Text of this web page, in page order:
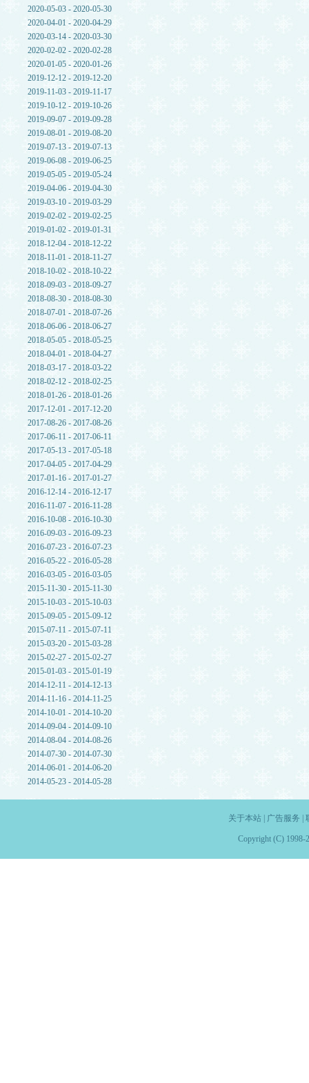
2020-05-03 - 2020-05-30
2020-04-01 - 2020-04-29
2020-03-14 - 2020-03-30
2020-02-02 - 2020-02-28
2020-01-05 - 2020-01-26
2019-12-12 - 2019-12-20
2019-11-03 - 2019-11-17
2019-10-12 - 2019-10-26
2019-09-07 - 2019-09-28
2019-08-01 - 2019-08-20
2019-07-13 - 2019-07-13
2019-06-08 - 2019-06-25
2019-05-05 - 2019-05-24
2019-04-06 - 2019-04-30
2019-03-10 - 2019-03-29
2019-02-02 - 2019-02-25
2019-01-02 - 2019-01-31
2018-12-04 - 2018-12-22
2018-11-01 - 2018-11-27
2018-10-02 - 2018-10-22
2018-09-03 - 2018-09-27
2018-08-30 - 2018-08-30
2018-07-01 - 2018-07-26
2018-06-06 - 2018-06-27
2018-05-05 - 2018-05-25
2018-04-01 - 2018-04-27
2018-03-17 - 2018-03-22
2018-02-12 - 2018-02-25
2018-01-26 - 2018-01-26
2017-12-01 - 2017-12-20
2017-08-26 - 2017-08-26
2017-06-11 - 2017-06-11
2017-05-13 - 2017-05-18
2017-04-05 - 2017-04-29
2017-01-16 - 2017-01-27
2016-12-14 - 2016-12-17
2016-11-07 - 2016-11-28
2016-10-08 - 2016-10-30
2016-09-03 - 2016-09-23
2016-07-23 - 2016-07-23
2016-05-22 - 2016-05-28
2016-03-05 - 2016-03-05
2015-11-30 - 2015-11-30
2015-10-03 - 2015-10-03
2015-09-05 - 2015-09-12
2015-07-11 - 2015-07-11
2015-03-20 - 2015-03-28
2015-02-27 - 2015-02-27
2015-01-03 - 2015-01-19
2014-12-11 - 2014-12-13
2014-11-16 - 2014-11-25
2014-10-01 - 2014-10-20
2014-09-04 - 2014-09-10
2014-08-04 - 2014-08-26
2014-07-30 - 2014-07-30
2014-06-01 - 2014-06-20
2014-05-23 - 2014-05-28
关于本站| 广告服务
Copyright (C) 1998-